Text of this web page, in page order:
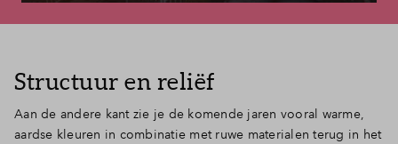
Structuur en reliëf
Aan de andere kant zie je de komende jaren vooral warme,
aardse kleuren in combinatie met ruwe materialen terug in het